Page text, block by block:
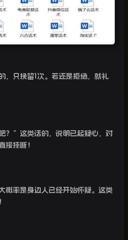
，只挽留1次。若还是拒绝，就礼
？”这类话的，说明已起疑心，对
接挂断！
概率是身边人已经开始怀疑。这类